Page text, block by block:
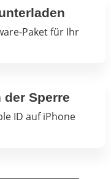
Paket für Ihr
der Sperre
ID auf iPhone